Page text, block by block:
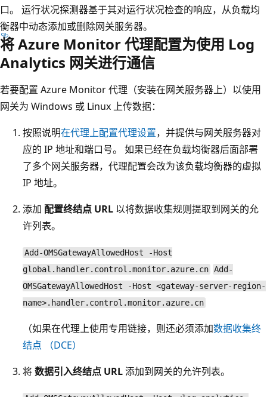
口。 运行状况探测器基于其对运行状况检查的响应，从负载均
衡器中动态添加或删除网关服务器。
将 Azure Monitor 代理配置为使用 Log
Analytics 网关进行通信
若要配置 Azure Monitor 代理（安装在网关服务器上）以使用
网关为 Windows 或 Linux 上传数据：
按照说明在代理上配置代理设置，并提供与网关服务器对
应的 IP 地址和端口号。 如果已经在负载均衡器后面部署
了多个网关服务器，代理配置会改为该负载均衡器的虚拟
IP 地址。
添加 配置终结点 URL 以将数据收集规则提取到网关的允
许列表。
Add-OMSGatewayAllowedHost -Host
global.handler.control.monitor.azure.cn Add-
OMSGatewayAllowedHost -Host <gateway-server-region-
name>.handler.control.monitor.azure.cn
（如果在代理上使用专用链接，则还必须添加数据收集终
结点 （DCE）
将数据引入终结点 URL添加到网关的允许列表。